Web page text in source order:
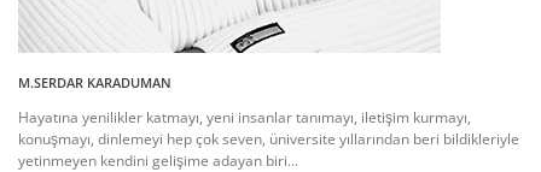
M.SERDAR KARADUMAN
Hayatına yenilikler katmayı, yeni insanlar tanımayı, iletişim kurmayı,
konuşmayı, dinlemeyi hep çok seven, üniversite yıllarından beri bildikleriyle
yetinmeyen kendini gelişime adayan biri...